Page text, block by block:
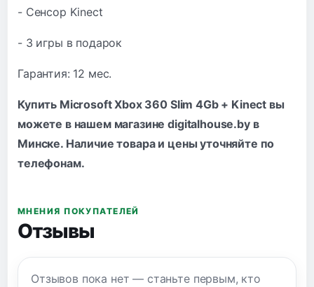
- Сенсор Kinect
- 3 игры в подарок
Гарантия: 12 мес.
Купить Microsoft Xbox 360 Slim 4Gb + Kinect вы
можете в нашем магазине digitalhouse.by в
Минске. Наличие товара и цены уточняйте по
телефонам.
МНЕНИЯ ПОКУПАТЕЛЕЙ
Отзывы
Отзывов пока нет — станьте первым, кто